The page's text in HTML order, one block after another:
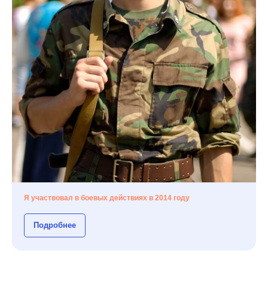
Я участвовал в боевых действиях в 2014 году
Подробнее